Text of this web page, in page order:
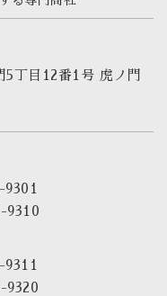
5丁目12番1号 虎ノ門
9310
9320